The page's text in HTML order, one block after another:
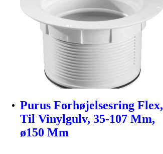
Purus Forhøjelsesring Flex,
Til Vinylgulv, 35-107 Mm,
ø150 Mm